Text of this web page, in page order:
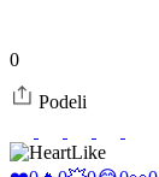
0
Podeli
Like